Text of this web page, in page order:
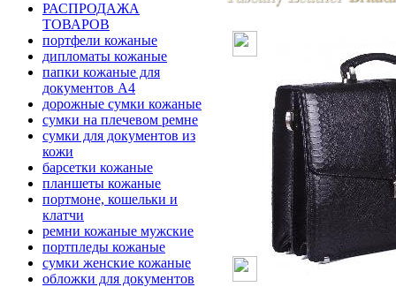
РАСПРОДАЖА
ТОВАРОВ
портфели кожаные
дипломаты кожаные
папки кожаные для
документов А4
дорожные сумки кожаные
сумки на плечевом ремне
сумки для документов из
кожи
барсетки кожаные
планшеты кожаные
портмоне, кошельки и
клатчи
ремни кожаные мужские
портпледы кожаные
сумки женские кожаные
обложки для документов